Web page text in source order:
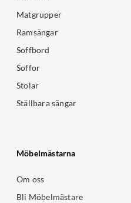
Matgrupper
Ramsängar
Soffbord
Soffor
Stolar
Ställbara sängar
Möbelmästarna
Om oss
Bli Möbelmästare